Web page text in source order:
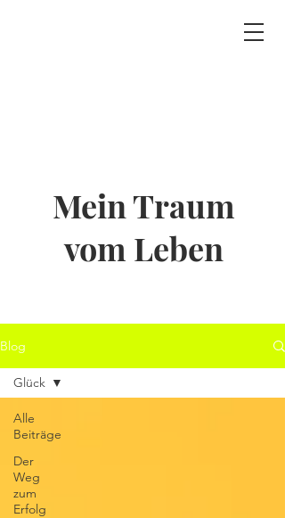
Mein Traum
vom Leben
Blog
Alle
Beiträge
Der
Weg
zum
Erfolg
Glück